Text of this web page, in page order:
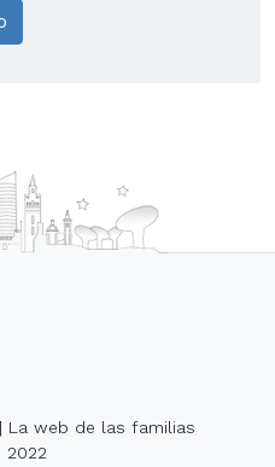
La web de las familias
2022